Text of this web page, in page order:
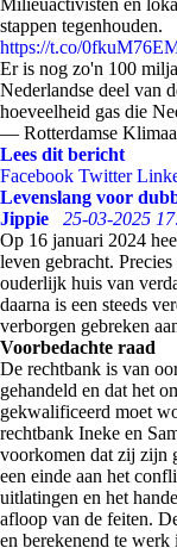
Milieuactivisten en
stappen tegenhouden.
https://t.co/
Er is nog zo'n 100
Nederlandse deel van
hoeveelheid gas die
— Rotterdamse
Lees dit bericht
Facebook Twitter
Levenslang voor
Jippie
25-03-2025
Op 16 januari 2024
leven gebracht.
ouderlijk huis van
daarna is een steeds
verborgen gebreken
Voorbedachte raad
De rechtbank is van
gehandeld en dat het
gekwalificeerd moet
rechtbank Ineke en
voorkomen dat zij zijn
een einde aan het
uitlatingen en het
afloop van de feiten.
en berekenend te werk